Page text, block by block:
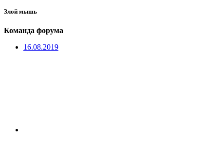
Злой мышь
Команда форума
16.08.2019